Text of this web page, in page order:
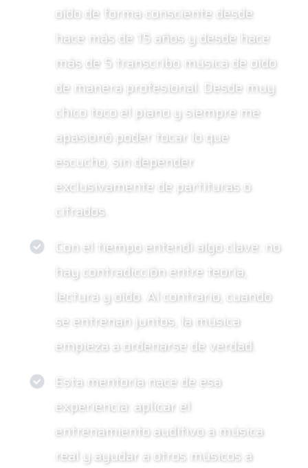
oído de forma consciente desde
hace más de 15 años y desde hace
más de 5 transcribo música de oído
de manera profesional. Desde muy
chico toco el piano y siempre me
apasionó poder tocar lo que
escucho, sin depender
exclusivamente de partituras o
cifrados.
Con el tiempo entendí algo clave: no
hay contradicción entre teoría,
lectura y oído. Al contrario, cuando
se entrenan juntos, la música
empieza a ordenarse de verdad.
Esta mentoría nace de esa
experiencia: aplicar el
entrenamiento auditivo a música
real y ayudar a otros músicos a